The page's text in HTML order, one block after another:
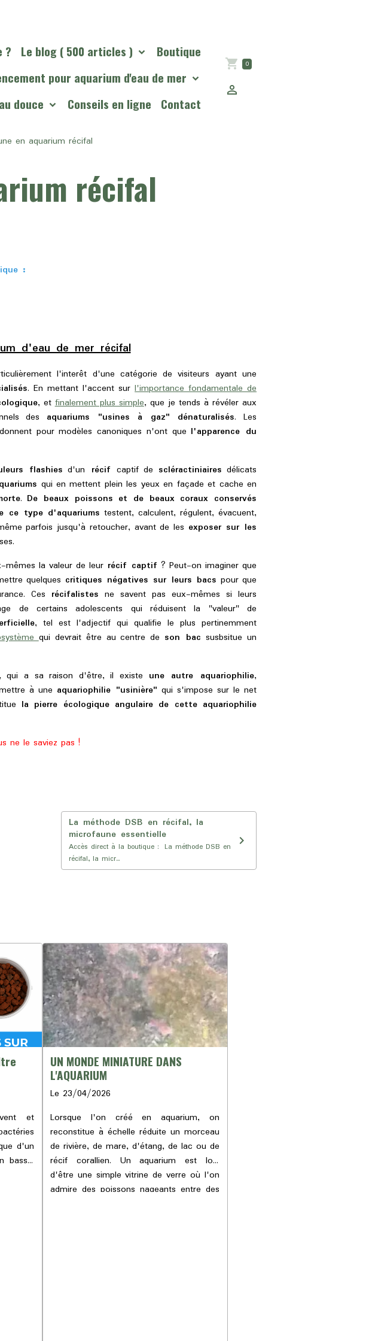
? Le blog ( 500 articles )
Boutique
pour aquarium d'eau de mer
douce
Conseils en ligne Contact
0
en aquarium récifal
récifal
:
d'eau de mer récifal
l'interêt d'une catégorie de visiteurs ayant une
. En mettant l'accent surl'importance fondamentale de
, etfinalement plus simple, que je tends à révéler aux
des aquariums "usines à gaz" dénaturalisés. Les
pour modèles canoniques n'ont que l'apparence du
flashies d'un récif captif de scléractiniaires délicats
qui en mettent plein les yeux en façade et cache en
. De beaux poissons et de beaux coraux conservés
ce type d'aquariums testent, calculent, régulent, évacuent,
parfois jusqu'à retoucher, avant de les exposer sur les
la valeur de leur récif captif? Peut-on imaginer que
quelques critiques négatives sur leurs bacs pour que
Ces récifalistes ne savent pas eux-mêmes si leurs
de certains adolescents qui réduisent la "valeur" de
, tel est l'adjectif qui qualifie le plus pertinemment
qui devrait être au centre de son bac susbsitue un
qui a sa raison d'être, il existe une autre aquariophilie,
à une aquariophilie "usinière" qui s'impose sur le net
la pierre écologique angulaire de cette aquariophilie
ne le saviez pas !
La méthode DSB en récifal, la
microfaune essentielle
Accès direct à la boutique : La méthode DSB en
récifal, la micr...
et
d'un
bassin
UN MONDE MINIATURE DANS
L'AQUARIUM
Le 23/04/2026
Lorsque l'on créé en aquarium, on
reconstitue à échelle réduite un morceau
de rivière, de mare, d'étang, de lac ou de
récif corallien. Un aquarium est loin
d'être une simple vitrine de verre où l'on
admire des poissons nageants entre des